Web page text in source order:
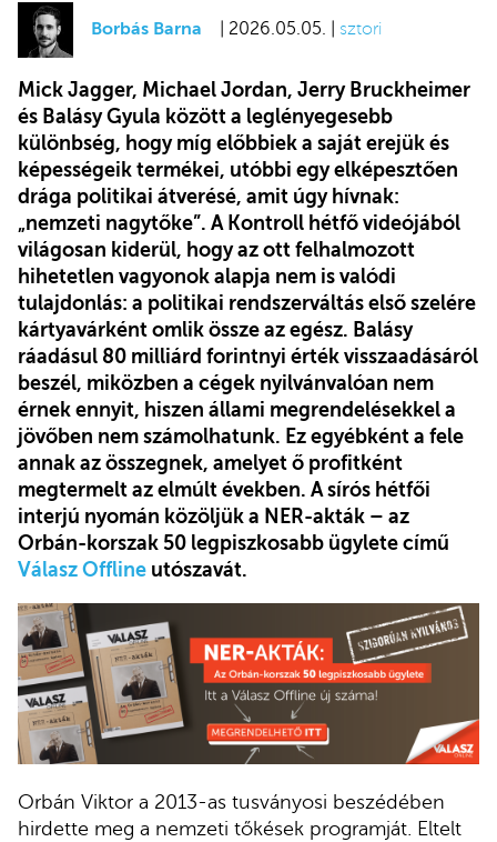
Borbás Barna | 2026.05.05. | sztori
Mick Jagger, Michael Jordan, Jerry Bruckheimer
és Balásy Gyula között a leglényegesebb
különbség, hogy míg előbbiek a saját erejük és
képességeik termékei, utóbbi egy elképesztően
drága politikai átverésé, amit úgy hívnak:
„nemzeti nagytőke”. A Kontroll hétfő videójából
világosan kiderül, hogy az ott felhalmozott
hihetetlen vagyonok alapja nem is valódi
tulajdonlás: a politikai rendszerváltás első szelére
kártyavárként omlik össze az egész. Balásy
ráadásul 80 milliárd forintnyi érték visszaadásáról
beszél, miközben a cégek nyilvánvalóan nem
érnek ennyit, hiszen állami megrendelésekkel a
jövőben nem számolhatunk. Ez egyébként a fele
annak az összegnek, amelyet ő profitként
megtermelt az elmúlt években. A sírós hétfői
interjú nyomán közöljük a NER-akták – az
Orbán-korszak 50 legpiszkosabb ügylete című
Válasz Offline utószavát.
Orbán Viktor a 2013-as tusványosi beszédében
hirdette meg a nemzeti tőkések programját. Eltelt